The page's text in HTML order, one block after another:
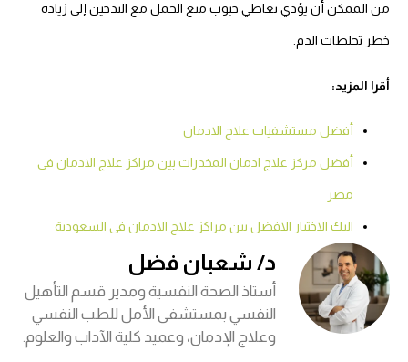
من الممكن أن يؤدي تعاطي حبوب منع الحمل مع التدخين إلى زيادة
خطر تجلطات الدم.
أقرا المزيد:
أفضل مستشفيات علاج الادمان
أفضل مركز علاج ادمان المخدرات بين مراكز علاج الادمان فى
مصر
اليك الاختيار الافضل بين مراكز علاج الادمان فى السعودية
د/ شعبان فضل
أستاذ الصحة النفسية ومدير قسم التأهيل
النفسي بمستشفى الأمل للطب النفسي
وعلاج الإدمان، وعميد كلية الآداب والعلوم.